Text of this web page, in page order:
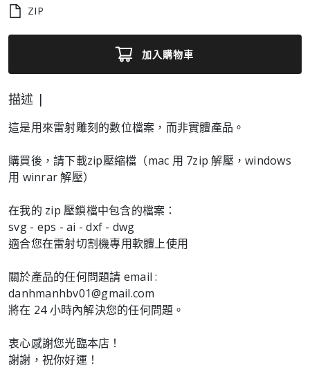
ZIP
加入購物車
描述 |
這是用來雷射雕刻的數位檔案，而非實體產品。
購買後，請下載zip壓縮檔（mac 用 7zip 解壓，windows
用 winrar 解壓）
在我的 zip 壓鎖檔中包含的檔案：
svg - eps - ai - dxf - dwg
適合您在雷射切割機專用軟體上使用
關於產品的任何問題請 email :
danhmanhbv01@gmail.com
將在 24 小時內解決您的任何問題。
衷心感謝您光臨本店！
謝謝，祝你好運！